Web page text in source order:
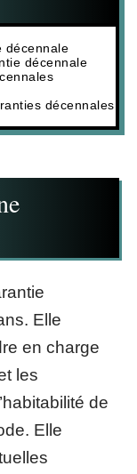
décennale
décennale
décennales
Elle
en charge
les
de
Elle